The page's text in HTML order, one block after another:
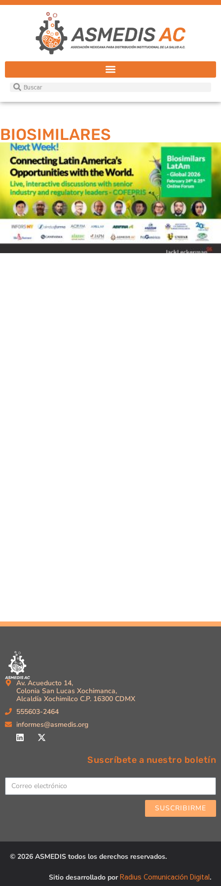
BIOSIMILARES
Av. Acueducto 14,
Colonia San Lucas Xochimanca,
Alcaldía Xochimilco C.P. 16300 CDMX
555603-2464
informes@asmedis.org
Suscríbete a nuestro boletín
SUSCRIBIRME
© 2026 ASMEDIS todos los derechos reservados.
Sitio desarrollado porRadius Comunicación Digital.